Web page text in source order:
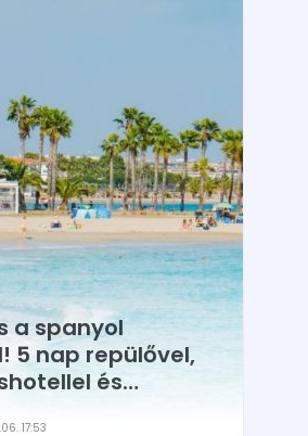
a spanyol
5 nap repülővel,
és
17:53